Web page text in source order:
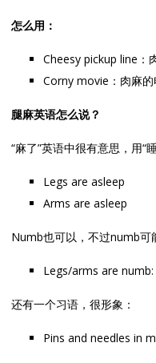
怎么用：
Cheesy pickup line：
Corny movie：肉麻的
腿麻英语怎么说？
“麻了”英语中很有意思，用“
Legs are asleep
Arms are asleep
Numb也可以，不过numb可
Legs/arms are numb:
还有一个习语，很形象：
Pins and needles in